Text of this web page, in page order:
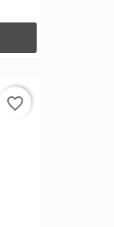
favorite_border